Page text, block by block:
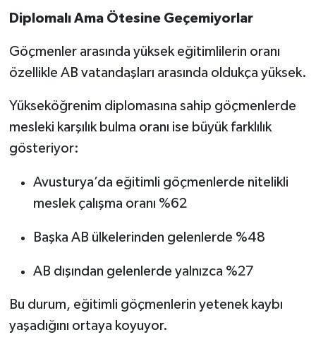
Diplomalı Ama Ötesine Geçemiyorlar
Göçmenler arasında yüksek eğitimlilerin oranı
özellikle AB vatandaşları arasında oldukça yüksek.
Yükseköğrenim diplomasına sahip göçmenlerde
mesleki karşılık bulma oranı ise büyük farklılık
gösteriyor:
Avusturya’da eğitimli göçmenlerde nitelikli
meslek çalışma oranı %62
Başka AB ülkelerinden gelenlerde %48
AB dışından gelenlerde yalnızca %27
Bu durum, eğitimli göçmenlerin yetenek kaybı
yaşadığını ortaya koyuyor.